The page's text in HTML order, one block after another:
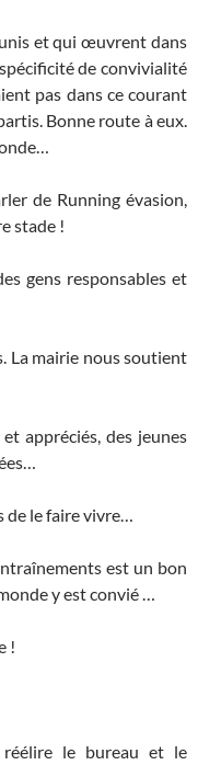
et qui œuvrent dans
de convivialité
pas dans ce courant
Bonne route à eux.
de Running évasion,
stade !
gens responsables et
La mairie nous soutient
appréciés, des jeunes
de le faire vivre…
est un bon
y est convié …
!
réélire le bureau et le